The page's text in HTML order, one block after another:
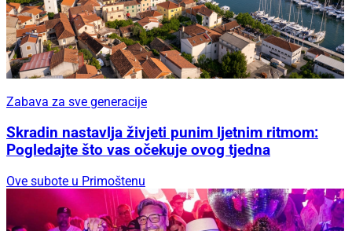
Zabava za sve generacije
Skradin nastavlja živjeti punim ljetnim ritmom:
Pogledajte što vas očekuje ovog tjedna
Ove subote u Primoštenu